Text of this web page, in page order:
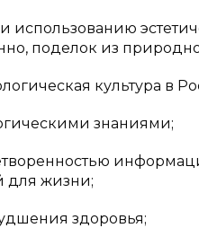
использованию
поделок из
культура в
знаниями;
для жизни;
здоровья;